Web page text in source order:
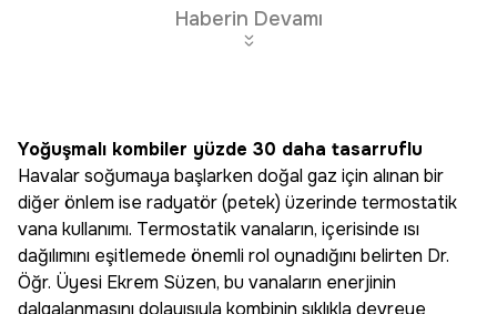
Haberin Devamı
Yoğuşmalı kombiler yüzde 30 daha tasarruflu
Havalar soğumaya başlarken doğal gaz için alınan bir
diğer önlem ise radyatör (petek) üzerinde termostatik
vana kullanımı. Termostatik vanaların, içerisinde ısı
dağılımını eşitlemede önemli rol oynadığını belirten Dr.
Öğr. Üyesi Ekrem Süzen, bu vanaların enerjinin
dalgalanmasını dolayısıyla kombinin sıklıkla devreye